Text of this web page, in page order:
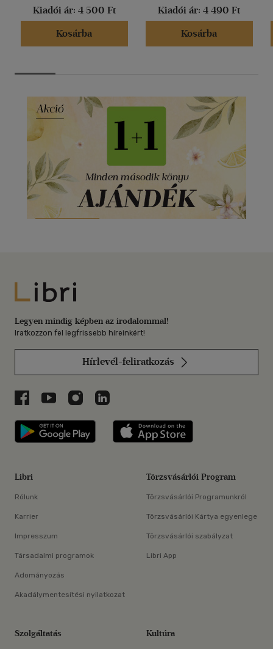
Kiadói ár: 4 500 Ft
Kosárba
Kiadói ár: 4 490 Ft
Kosárba
Libri
Legyen mindig képben az irodalommal!
Iratkozzon fel legfrissebb híreinkért!
Hírlevél-feliratkozás
Libri a Facebookon
Libri a Youtube-on
Libri az Instagramon
Libri a LinkedInen
Libri applikáció Szerezd meg: Google
Libri
Rólunk
Karrier
Impresszum
Társadalmi programok
Adományozás
Akadálymentesítési nyilatkozat
Törzsvásárlói Program
Törzsvásárlói Programunkról
Törzsvásárlói Kártya egyenlege
Törzsvásárlói szabályzat
Libri App
Szolgáltatás Kultúra